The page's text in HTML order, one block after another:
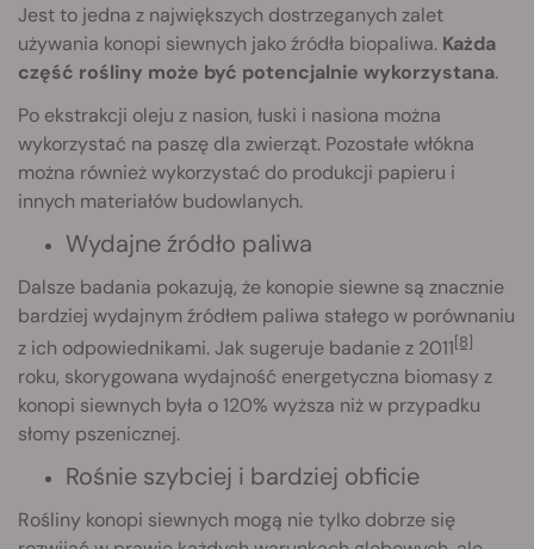
Jest to jedna z największych dostrzeganych zalet
używania konopi siewnych jako źródła biopaliwa. Każda
część rośliny może być potencjalnie wykorzystana.
Po ekstrakcji oleju z nasion, łuski i nasiona można
wykorzystać na paszę dla zwierząt. Pozostałe włókna
można również wykorzystać do produkcji papieru i
innych materiałów budowlanych.
Wydajne źródło paliwa
Dalsze badania pokazują, że konopie siewne są znacznie
bardziej wydajnym źródłem paliwa stałego w porównaniu
z ich odpowiednikami. Jak sugeruje badanie z 2011[8]
roku, skorygowana wydajność energetyczna biomasy z
konopi siewnych była o 120% wyższa niż w przypadku
słomy pszenicznej.
Rośnie szybciej i bardziej obficie
Rośliny konopi siewnych mogą nie tylko dobrze się